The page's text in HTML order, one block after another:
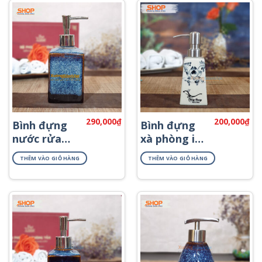
Bình đựng
nước rửa
tay cao cấp
PKNT-54
290,000₫
THÊM VÀO GIỎ HÀNG
Bình đựng
xà phòng in
logo PKNT-
50
200,000₫
THÊM VÀO GIỎ HÀNG